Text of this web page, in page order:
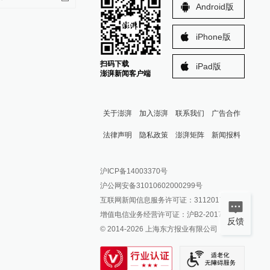
扫码下载
澎湃新闻客户端
Android版
iPhone版
iPad版
关于澎湃 加入澎湃 联系我们 广告合作
法律声明 隐私政策 澎湃矩阵
澎湃新闻公众号
澎湃新闻抖音号
派生万物开放平台
IP SHANGHAI
SIXTH TONE
新闻报料
报料邮箱: news@thepaper.cn
沪ICP备14003370号
沪公网安备31010602000299号
互联网新闻信息服务许可证：31120170006
增值电信业务经营许可证：沪B2-2017116
© 2014-2026 上海东方报业有限公司
反馈